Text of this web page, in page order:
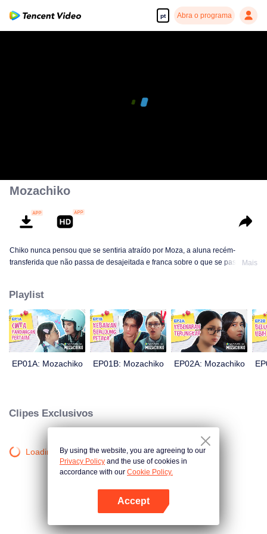
pt Abra o programa
Abra o programa
Mozachiko
Chiko nunca pensou que se sentiria atraído por Moza, a aluna recém-
transferida que não passa de desajeitada e franca sobre o que se passa em
toma, causando uma grande reviravolta na história: agora é Chiko quem a
persegue.
Mais
Playlist
EP01A: Mozachiko EP01B: Mozachiko EP02A: Mozachiko
Clipes Exclusivos
Loading…By using the website, you are agreeing to our
Privacy Policy and the use of cookies in
accordance with our Cookie Policy.
Accept